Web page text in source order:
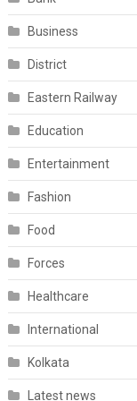
Business
District
Eastern Railway
Education
Entertainment
Fashion
Food
Forces
Healthcare
International
Kolkata
Latest news